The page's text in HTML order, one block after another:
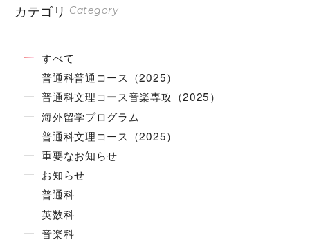
カテゴリ Category
すべて
普通科普通コース（2025）
普通科文理コース音楽専攻（2025）
海外留学プログラム
普通科文理コース（2025）
重要なお知らせ
お知らせ
普通科
英数科
音楽科